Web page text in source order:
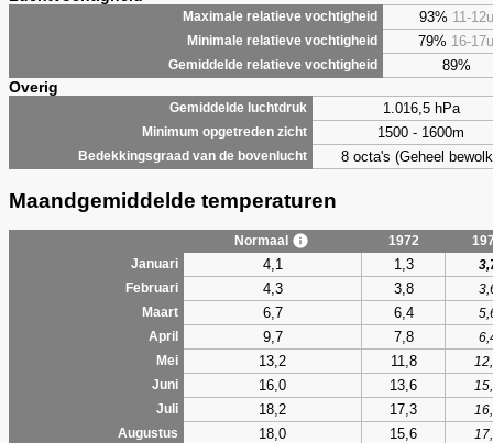
Maximale relatieve vochtigheid 93% 11-12u
Minimale relatieve vochtigheid 79% 16-17u
Gemiddelde relatieve vochtigheid 89%
Overig
Gemiddelde luchtdruk 1.016,5 hPa
Minimum opgetreden zicht 1500 - 1600m
Bedekkingsgraad van de bovenlucht 8 octa's (Geheel
Maandgemiddelde temperaturen
Normaal 1972
Januari
4,1 1,3
Februari
4,3 3,8
Maart
6,7 6,4
April
9,7 7,8
Mei
13,2 11,8
Juni
16,0 13,6
Juli
18,2 17,3
Augustus
18,0 15,6